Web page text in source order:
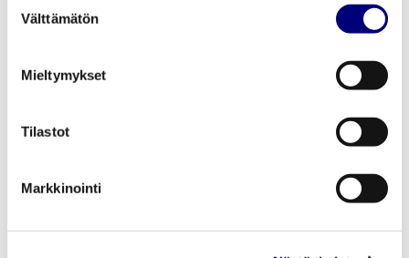
valinta
Välttämätön
Mieltymykset
Tilastot
Markkinointi
LISÄÄ KIRJOITUKSIA
Leppäkosken Sähkö
Oy:n osakekannan